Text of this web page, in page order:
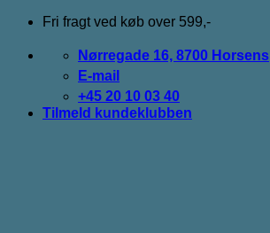
Fortsæt
indhold
Fri fragt ved køb over 599,-
Nørregade 16, 8700 Horsens
E-mail
+45 20 10 03 40
Tilmeld kundeklubben